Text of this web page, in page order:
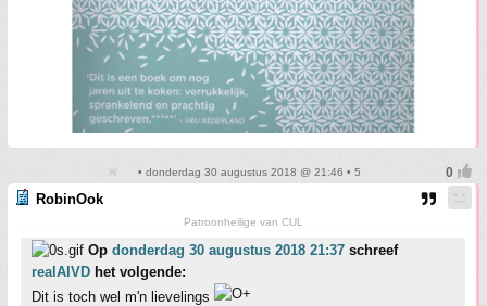
• donderdag 30 augustus 2018 @ 21:46 • 5
RobinOok
Patroonheilige van CUL
Op donderdag 30 augustus 2018 21:37 schreef
realAIVD het volgende:
Dit is toch wel m'n lievelings